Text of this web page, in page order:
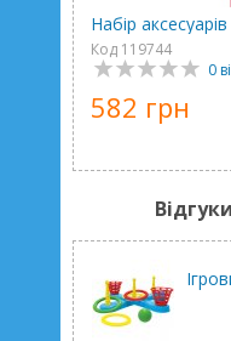
Набір
Код 119744
0
582 грн